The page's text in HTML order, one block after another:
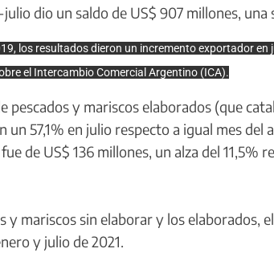
dio un saldo de US$ 907 millones, una
los resultados dieron un incremento exportador en
el Intercambio Comercial Argentino (ICA).
pescados y mariscos elaborados (que
57,1% en julio respecto a igual mes del
de US$ 136 millones, un alza del 11,5%
y mariscos sin elaborar y los elaborados,
y julio de 2021.